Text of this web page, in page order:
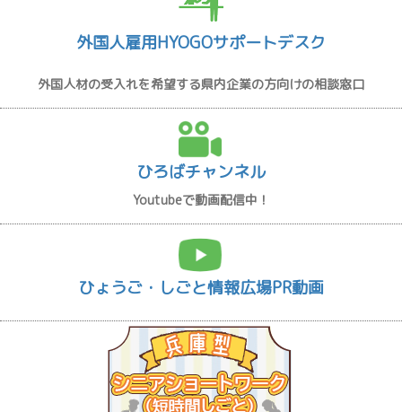
外国人雇用HYOGOサポートデスク
外国人材の受入れを希望する県内企業の方向けの相談窓口
ひろばチャンネル
Youtubeで動画配信中！
ひょうご・しごと情報広場PR動画